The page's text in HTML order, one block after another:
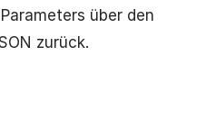
über den
zurück.